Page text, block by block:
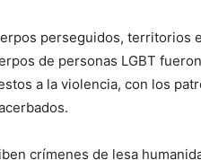
perseguidos, territorios
de personas LGBT
a la violencia, con los
crímenes de lesa